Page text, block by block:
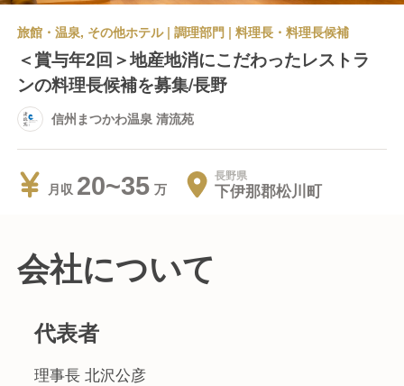
旅館・温泉, その他ホテル | 調理部門 | 料理長・料理長候補
＜賞与年2回＞地産地消にこだわったレストラ
ンの料理長候補を募集/長野
信州まつかわ温泉 清流苑
月収 20~35 長野県
下伊那郡松川町
会社について
代表者
理事長 北沢公彦